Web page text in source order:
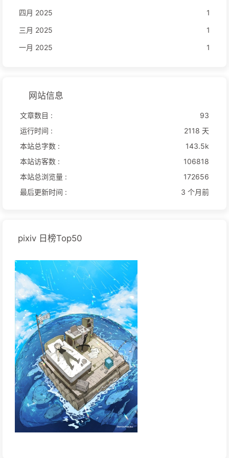
四月 2025
1
三月 2025
1
一月 2025
1
网站信息
文章数目 :
93
运行时间 :
2118 天
本站总字数 :
143.5k
本站访客数 :
106818
本站总浏览量 :
172656
最后更新时间 :
3 个月前
pixiv 日榜Top50